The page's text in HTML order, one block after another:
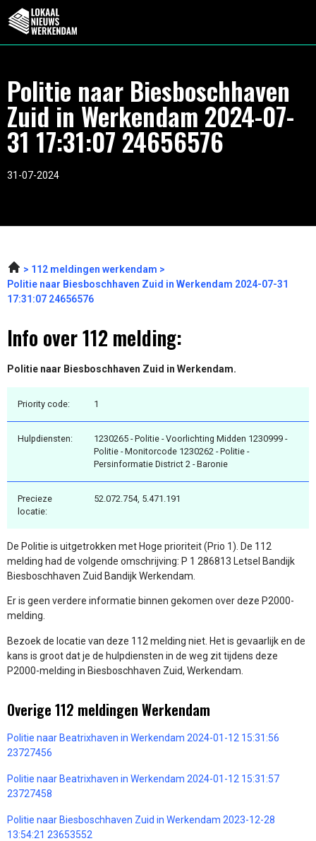
Politie naar Biesboschhaven
Zuid in Werkendam 2024-07-
31 17:31:07 24656576
31-07-2024
112 meldingen werkendam
Politie naar Biesboschhaven Zuid in Werkendam 2024-07-31
17:31:07 24656576
Info over 112 melding:
Politie naar Biesboschhaven Zuid in Werkendam.
Priority code: 1
Hulpdiensten:
1230265 - Politie - Voorlichting Midden 1230999 -
Politie - Monitorcode 1230262 - Politie -
Persinformatie District 2 - Baronie
Precieze
locatie:
52.072.754, 5.471.191
De Politie is uitgetrokken met Hoge prioriteit (Prio 1). De 112
melding had de volgende omschrijving: P 1 286813 Letsel Bandijk
Biesboschhaven Zuid Bandijk Werkendam.
Er is geen verdere informatie binnen gekomen over deze P2000-
melding.
Bezoek de locatie van deze 112 melding niet. Het is gevaarlijk en de
kans is groot dat je de hulpdiensten in de weg zit tijdens deze
P2000-melding in Biesboschhaven Zuid, Werkendam.
Overige 112 meldingen Werkendam
Politie naar Beatrixhaven in Werkendam 2024-01-12 15:31:56
23727456
Politie naar Beatrixhaven in Werkendam 2024-01-12 15:31:57
23727458
Politie naar Biesboschhaven Zuid in Werkendam 2023-12-28
13:54:21 23653552